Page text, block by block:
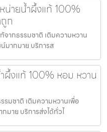
น่ายน้ำผึ้งแท้ 100%
ก
ากธรรมชาติ เติมความหวาน
มากมาย บริการส
ผึ้งแท้ 100% หอม หวาน
มชาติ เติมความหวานเพื่อ
มาย บริการส่งได้ทั่วไ